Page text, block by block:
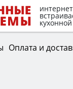
Оплата и